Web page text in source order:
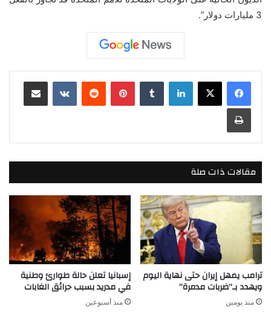
3 مليارات دولار”.
لينكدإن بينتيريست مشاركة عبر البريد
طباعة
مقالات ذات صلة
ترامب يمهل إيران حتى نهاية اليوم
ويهدد بـ”ضربات مدمرة”
منذ يومين
إسبانيا تعلن حالة طوارئ وطنية
في مدريد بسبب حرائق الغابات
منذ أسبوعين